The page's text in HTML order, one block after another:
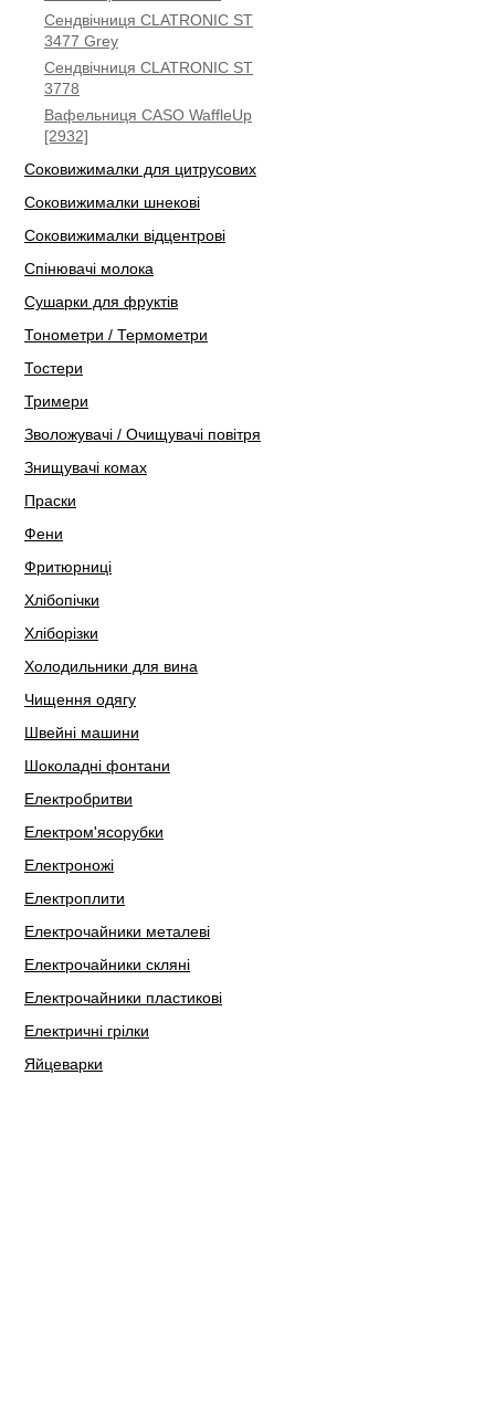
Сендвічниця CLATRONIC ST
3477 Grey
Сендвічниця CLATRONIC ST
3778
Вафельниця CASO WaffleUp
[2932]
Соковижималки для цитрусових
Соковижималки шнекові
Соковижималки відцентрові
Спінювачі молока
Сушарки для фруктів
Тонометри / Термометри
Тостери
Тримери
Зволожувачі / Очищувачі повітря
Знищувачі комах
Праски
Фени
Фритюрниці
Хлібопічки
Хліборізки
Холодильники для вина
Чищення одягу
Швейні машини
Шоколадні фонтани
Електробритви
Електром'ясорубки
Електроножі
Електроплити
Електрочайники металеві
Електрочайники скляні
Електрочайники пластикові
Електричні грілки
Яйцеварки